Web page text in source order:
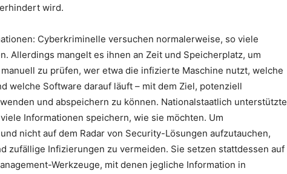
wird.
Cyberkriminelle versuchen normalerweise, so viele
Allerdings mangelt es ihnen an Zeit und Speicherplatz, um
zu prüfen, wer etwa die infizierte Maschine nutzt, welche
welche Software darauf läuft – mit dem Ziel, potenziell
und abspeichern zu können. Nationalstaatlich unterstützte
Informationen speichern, wie sie möchten. Um
nicht auf dem Radar von Security-Lösungen aufzutauchen,
zufällige Infizierungen zu vermeiden. Sie setzen stattdessen auf
Werkzeuge, mit denen jegliche Information in